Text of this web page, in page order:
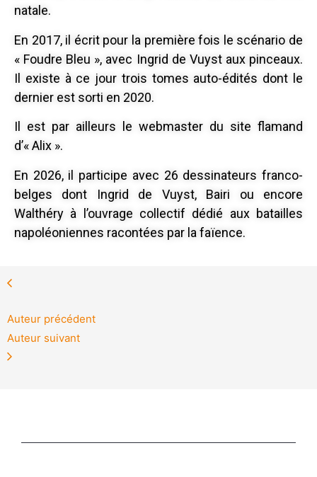
natale.
En 2017, il écrit pour la première fois le scénario de
« Foudre Bleu », avec Ingrid de Vuyst aux pinceaux.
Il existe à ce jour trois tomes auto-édités dont le
dernier est sorti en 2020.
Il est par ailleurs le webmaster du site flamand
d’« Alix ».
En 2026, il participe avec 26 dessinateurs franco-
belges dont Ingrid de Vuyst, Bairi ou encore
Walthéry à l’ouvrage collectif dédié aux batailles
napoléoniennes racontées par la faïence.
Auteur précédent
Auteur suivant